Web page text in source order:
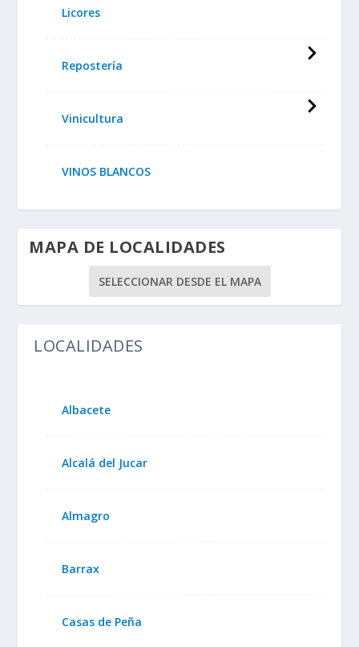
Licores
Repostería
Vinicultura
VINOS BLANCOS
MAPA DE LOCALIDADES
SELECCIONAR DESDE EL MAPA
LOCALIDADES
Albacete
Alcalá del Jucar
Almagro
Barrax
Casas de Peña